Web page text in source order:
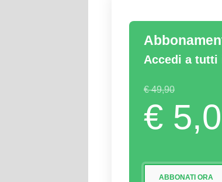
Accedi a tutti
€ 49,90
€
ABBONATI ORA